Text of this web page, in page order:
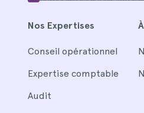
Nos Expertises
Conseil opérationnel
Expertise comptable
Audit